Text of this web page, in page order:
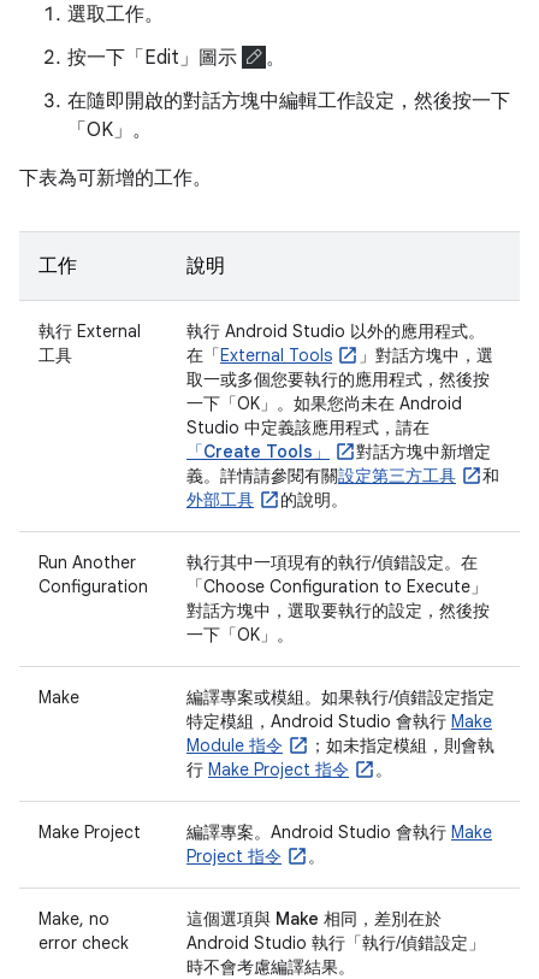
選取工作。
按一下「Edit」圖示
。
在隨即開啟的對話方塊中編輯工作設定，然後按一下
「OK」 。
下表為可新增的工作。
工作 說明
執行 External
工具
執行 Android Studio 以外的應用程式。
在「External Tools 」 對話方塊中，選
取一或多個您要執行的應用程式，然後按
一下「OK」 。如果您尚未在 Android
Studio 中定義該應用程式，請在
「Create Tools」
對話方塊中新增定
義。詳情請參閱有關設定第三方工具
和
外部工具
的說明。
Run Another
Configuration
執行其中一項現有的執行/偵錯設定。在
「Choose Configuration to Execute」
對話方塊中，選取要執行的設定，然後按
一下「OK」 。
Make
編譯專案或模組。如果執行/偵錯設定指定
特定模組，Android Studio 會執行 Make
Module 指令
；如未指定模組，則會執
行 Make Project 指令 。
Make Project 編譯專案。Android Studio 會執行 Make
Project 指令
。
Make, no
error check
這個選項與 Make 相同，差別在於
Android Studio 執行「執行/偵錯設定」
時不會考慮編譯結果。